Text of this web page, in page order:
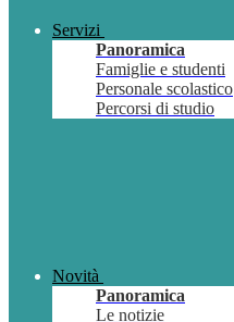
Servizi
Panoramica
Famiglie e studenti
Personale scolastico
Percorsi di studio
Novità
Panoramica
Le notizie